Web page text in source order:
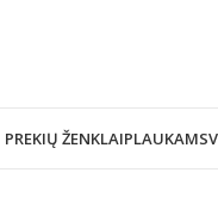
PREKIŲ ŽENKLAIPLAUKAMS